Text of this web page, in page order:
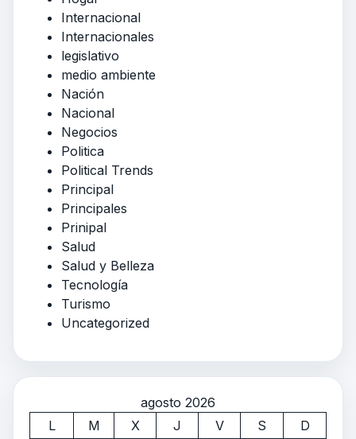
Internacional
Internacionales
legislativo
medio ambiente
Nación
Nacional
Negocios
Politica
Political Trends
Principal
Principales
Prinipal
Salud
Salud y Belleza
Tecnología
Turismo
Uncategorized
agosto 2026
L
M X J V S
D